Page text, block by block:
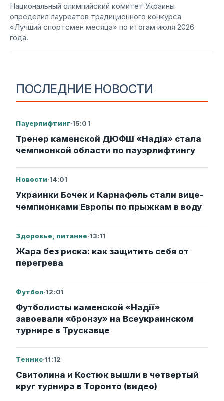
ПОСЛЕДНИЕ НОВОСТИ
Пауерлифтинг·15:01
Тренер каменской ДЮФШ «Надія» стала
чемпионкой области по пауэрлифтингу
Новости·14:01
Украинки Бочек и Карнафель стали вице-
чемпионками Европы по прыжкам в воду
Здоровье, питание·13:11
Жара без риска: как защитить себя от
перегрева
Футбол·12:01
Футболисты каменской «Надії»
завоевали «бронзу» на Всеукраинском
турнире в Трускавце
Теннис·11:12
Свитолина и Костюк вышли в четвертый
круг турнира в Торонто (видео)
Национальный олимпийский комитет Украины
определил лауреатов традиционного конкурса
«Лучший спортсмен месяца» по итогам июля 2026
года.